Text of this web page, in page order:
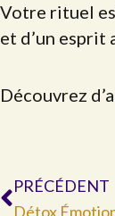
Votre rituel
et d’un esprit
Découvrez
Précédent
PRÉCÉDENT